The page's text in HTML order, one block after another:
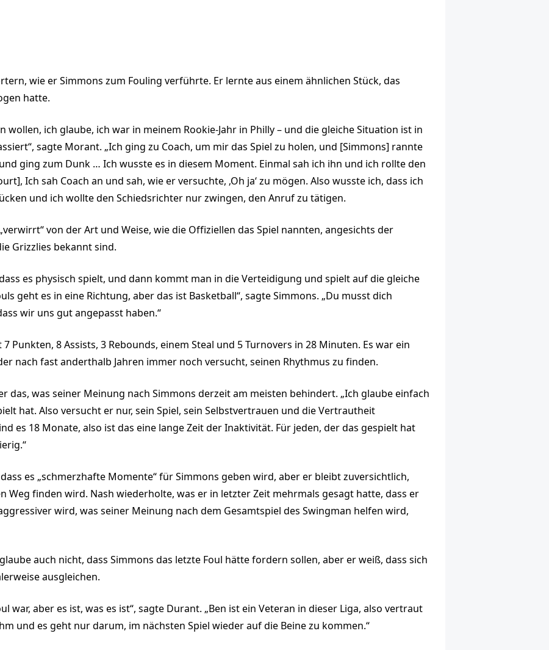
wie er Simmons zum Fouling verführte. Er lernte aus einem ähnlichen Stück, das
hatte.
wollen, ich glaube, ich war in meinem Rookie-Jahr in Philly – und die gleiche Situation ist in
sagte Morant. „Ich ging zu Coach, um mir das Spiel zu holen, und [Simmons] rannte
ging zum Dunk … Ich wusste es in diesem Moment. Einmal sah ich ihn und ich rollte den
Ich sah Coach an und sah, wie er versuchte, ‚Oh ja‘ zu mögen. Also wusste ich, dass ich
und ich wollte den Schiedsrichter nur zwingen, den Anruf zu tätigen.
von der Art und Weise, wie die Offiziellen das Spiel nannten, angesichts der
Grizzlies bekannt sind.
es physisch spielt, und dann kommt man in die Verteidigung und spielt auf die gleiche
geht es in eine Richtung, aber das ist Basketball“, sagte Simmons. „Du musst dich
wir uns gut angepasst haben.“
Punkten, 8 Assists, 3 Rebounds, einem Steal und 5 Turnovers in 28 Minuten. Es war ein
nach fast anderthalb Jahren immer noch versucht, seinen Rhythmus zu finden.
das, was seiner Meinung nach Simmons derzeit am meisten behindert. „Ich glaube einfach
hat. Also versucht er nur, sein Spiel, sein Selbstvertrauen und die Vertrautheit
es 18 Monate, also ist das eine lange Zeit der Inaktivität. Für jeden, der das gespielt hat
es „schmerzhafte Momente“ für Simmons geben wird, aber er bleibt zuversichtlich,
Weg finden wird. Nash wiederholte, was er in letzter Zeit mehrmals gesagt hatte, dass er
wird, was seiner Meinung nach dem Gesamtspiel des Swingman helfen wird,
auch nicht, dass Simmons das letzte Foul hätte fordern sollen, aber er weiß, dass sich
ausgleichen.
war, aber es ist, was es ist“, sagte Durant. „Ben ist ein Veteran in dieser Liga, also vertraut
und es geht nur darum, im nächsten Spiel wieder auf die Beine zu kommen.“